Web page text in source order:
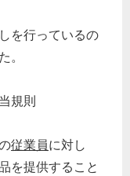
を行っているの
。
規則
従業員に対し
を提供すること